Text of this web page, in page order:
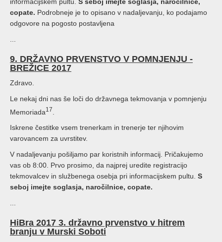
copate. Podrobneje je to opisano v nadaljevanju, ko podajamo
odgovore na pogosto postavljena
9. DRŽAVNO PRVENSTVO V POMNJENJU -
BREŽICE 2017
Zdravo.
Le nekaj dni nas še loči do državnega tekmovanja v pomnjenju
Memoriada17
Iskrene čestitke vsem trenerkam in trenerje ter njihovim
varovancem za uvrstitev.
V nadaljevanju pošiljamo par koristnih informacij. Pričakujemo
vas ob 8:00. Prvo prosimo, da najprej uredite registracijo
tekmovalcev in službenega osebja pri informacijskem pultu. S
seboj imejte soglasja, naročilnice, copate.
...
HiBra 2017 3. državno prvenstvo v hitrem
branju v Murski Soboti